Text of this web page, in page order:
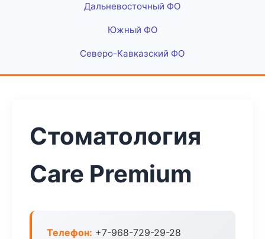
Дальневосточный ФО
Южный ФО
Северо-Кавказский ФО
Стоматология
Care Premium
Телефон: +7-968-729-29-28